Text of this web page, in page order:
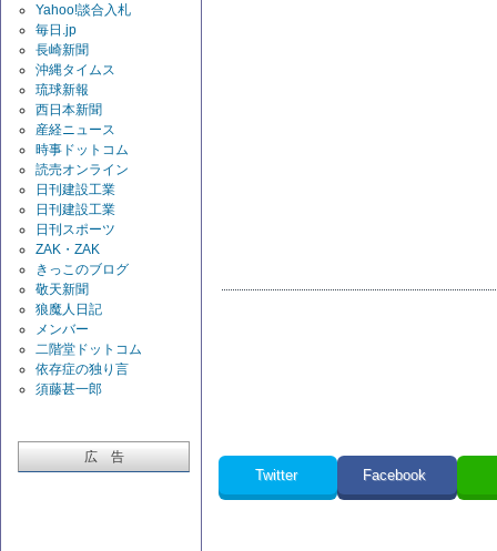
Yahoo!談合入札
毎日.jp
長崎新聞
沖縄タイムス
琉球新報
西日本新聞
産経ニュース
時事ドットコム
読売オンライン
日刊建設工業
日刊建設工業
日刊スポーツ
ZAK・ZAK
きっこのブログ
敬天新聞
狼魔人日記
メンバー
二階堂ドットコム
依存症の独り言
須藤甚一郎
広 告
Twitter Facebook